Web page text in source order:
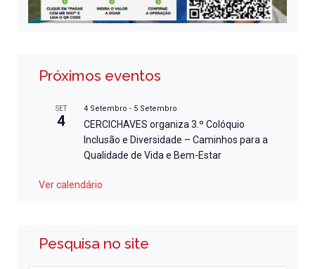
Próximos eventos
SET
4
4 Setembro - 5 Setembro
CERCICHAVES organiza 3.º Colóquio
Inclusão e Diversidade – Caminhos para a
Qualidade de Vida e Bem-Estar
Ver calendário
Pesquisa no site